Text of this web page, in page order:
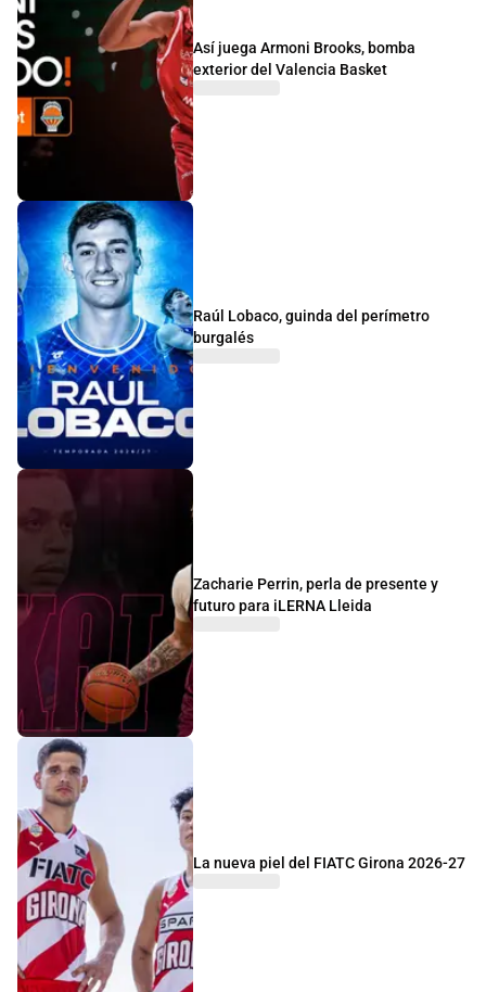
Así juega Armoni Brooks, bomba
exterior del Valencia Basket
Raúl Lobaco, guinda del perímetro
burgalés
Zacharie Perrin, perla de presente y
futuro para iLERNA Lleida
La nueva piel del FIATC Girona 2026-27